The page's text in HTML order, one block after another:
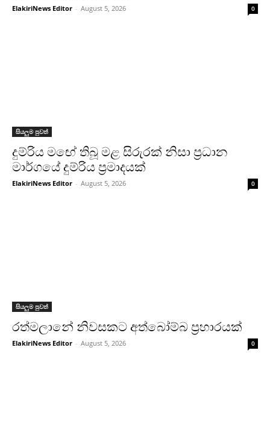
ElakiriNews Editor - August 5, 2026 0
සියලුම පුවත්
දුම්රිය මඟේ තිබූ මළ සිරුරක් නිසා ප්‍රධාන
මාර්ගයේ දුම්රිය ප්‍රමාදයක්
ElakiriNews Editor - August 5, 2026 0
සියලුම පුවත්
රත්මලානේ නිවසකට අත්බෝම්බ ප්‍රහාරයක්
ElakiriNews Editor - August 5, 2026 0